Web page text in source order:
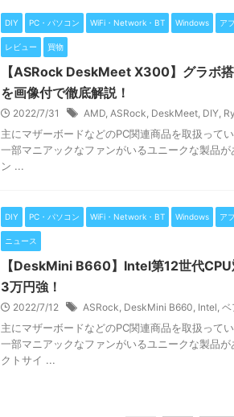
DIY PC・パソコン WiFi・Network・BT Windows ア
レビュー 買物
【ASRock DeskMeet X300】グラボ
を画像付で徹底解説！
2022/7/31 AMD, ASRock, DeskMeet, DIY,
主にマザーボードなどのPC関連商品を取扱って
一部マニアックなファンがいるユニークな製品
ン ...
DIY PC・パソコン WiFi・Network・BT Windows ア
ニュース
【DeskMini B660】Intel第12世代
3万円強！
2022/7/12 ASRock, DeskMini B660, Intel, ベ
主にマザーボードなどのPC関連商品を取扱って
一部マニアックなファンがいるユニークな製品
クトサイ ...